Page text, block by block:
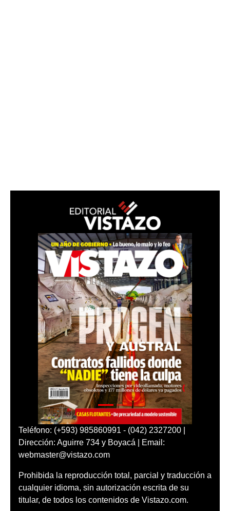
Teléfono: (+593) 985860991 - (042) 2327200 |
Dirección: Aguirre 734 y Boyacá | Email:
webmaster@vistazo.com
Prohibida la reproducción total, parcial y traducción a
cualquier idioma, sin autorización escrita de su
titular, de todos los contenidos de Vistazo.com.